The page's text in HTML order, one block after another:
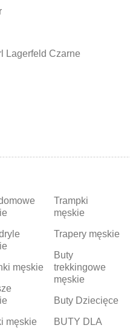
Lagerfeld Czarne
męskie
męskie
Trampki
męskie
Trapery męskie
Buty
trekkingowe
męskie
Buty Dziecięce
BUTY DLA